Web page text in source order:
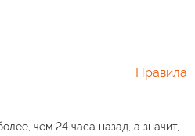
Правила
чем 24 часа назад, а значит,